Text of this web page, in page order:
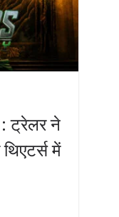
ट्रेलर ने
में